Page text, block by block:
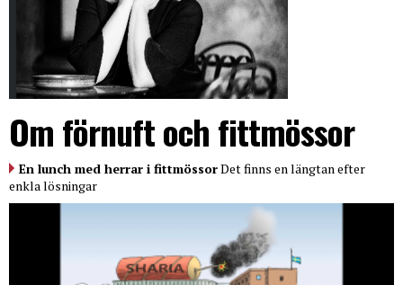
Om förnuft och fittmössor
En lunch med herrar i fittmössorDet finns en längtan efter
enkla lösningar